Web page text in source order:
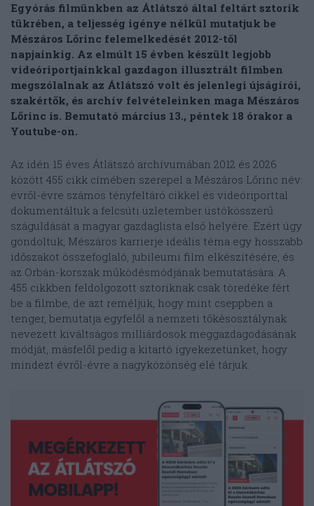
Egyórás filmünkben az Átlátszó által feltárt sztorik
tükrében, a teljesség igénye nélkül mutatjuk be
Mészáros Lőrinc felemelkedését 2012-től
napjainkig. Az elmúlt 15 évben készült legjobb
videóriportjainkkal gazdagon illusztrált filmben
megszólalnak az Átlátszó volt és jelenlegi újságírói,
szakértők, és archív felvételeinken maga Mészáros
Lőrinc is. Bemutató március 13., péntek 18 órakor a
Youtube-on.
Az idén 15 éves Átlátszó archívumában 2012 és 2026
között 455 cikk címében szerepel a Mészáros Lőrinc név:
évről-évre számos tényfeltáró cikkel és videóriporttal
dokumentáltuk a felcsúti üzletember üstökösszerű
száguldását a magyar gazdaglista első helyére. Ezért úgy
gondoltuk, Mészáros karrierje ideális téma egy hosszabb
időszakot összefoglaló, jubileumi film elkészítésére, és
az Orbán-korszak működésmódjának bemutatására. A
455 cikkben feldolgozott sztoriknak csak töredéke fért
be a filmbe, de azt reméljük, hogy mint cseppben a
tenger, bemutatja egyfelől a nemzeti tőkésosztálynak
nevezett kiváltságos milliárdosok meggazdagodásának
módját, másfelől pedig a kitartó igyekezetünket, hogy
mindezt évről-évre a nagyközönség elé tárjuk.